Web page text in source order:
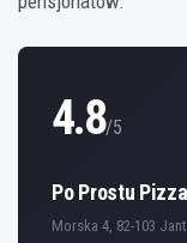
4.8/5
Po Prostu Pizza
Morska 4, 82-103